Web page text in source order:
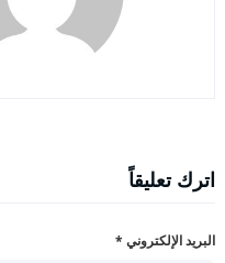
اترك تعليقاً
البريد الإلكتروني *